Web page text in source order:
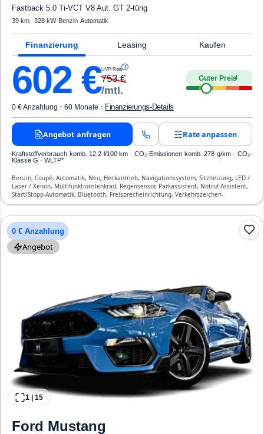
Fastback 5.0 Ti-VCT V8 Aut. GT 2-türig
39 km· ·328 kW· Benzin·Automatik
Finanzierung Leasing Kaufen
602 €UVP-Rate 3
753€
/mtl.
Guter Preis4
0 € Anzahlung · 60 Monate · Finanzierungs-Details
Angebot anfragen Rate anpassen
Kraftstoffverbrauch komb. 12,2 l/100 km · CO₂-Emissionen komb. 278 g/km · CO₂-
Klasse G · WLTP*
Benzin, Coupé, Automatik, Neu, Heckantrieb, Navigationssystem, Sitzheizung, LED /
Laser / Xenon, Multifunktionslenkrad, Regensensor, Parkassistent, Notruf-Assistent,
Start/Stopp-Automatik, Bluetooth, Freisprecheinrichtung, Verkehrszeichen-
Erkennung, ESP, ABS, Klimatisierung, Front-, Seiten- und weitere Airbags
0 € Anzahlung
Angebot
1 15
Ford Mustang